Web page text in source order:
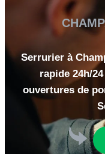
Serrurier à
rapide 24h/
ouvertures de